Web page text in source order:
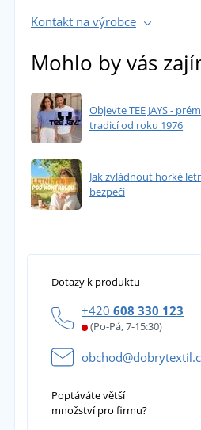
Kontakt na výrobce
Mohlo by vás
Objevte TEE JAYS -
tradicí od roku 1976
Jak zvládnout horké
bezpečí
Dotazy k produktu
+420 608 330 123
(Po-Pá, 7-15:30)
Poptáváte větší
množství pro firmu?